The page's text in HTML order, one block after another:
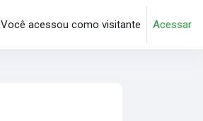
Você acessou como visitante Acessar